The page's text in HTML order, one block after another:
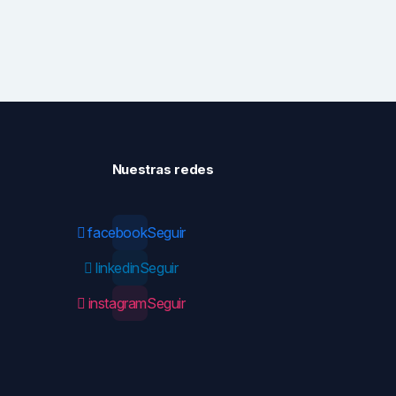
Nuestras redes
facebookSeguir
linkedinSeguir
instagramSeguir